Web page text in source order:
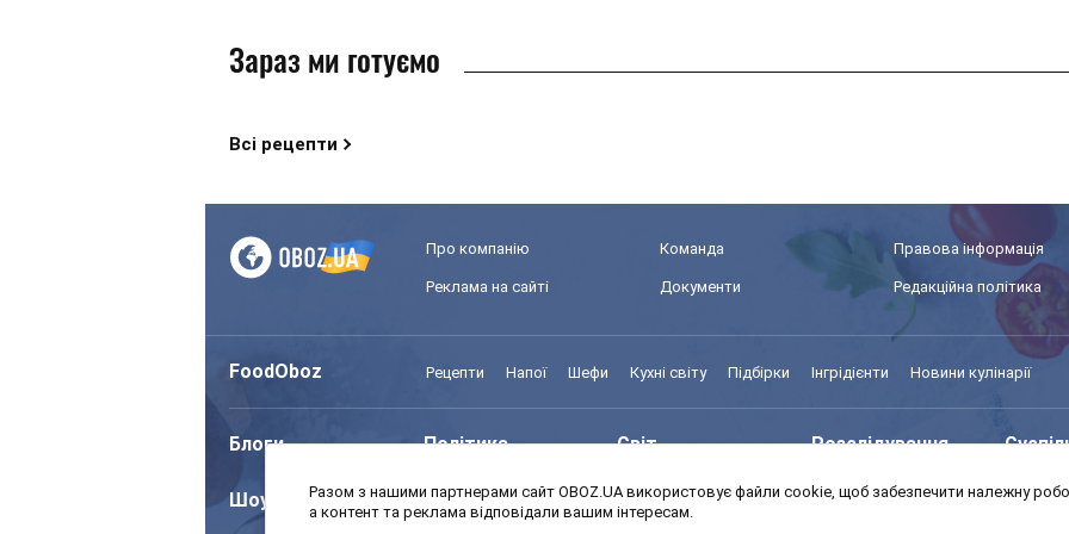
Зараз ми готуємо
Всі рецепти
Про компанію Команда Правова інформація
Реклама на сайті Документи Редакційна політика
FoodOboz Рецепти Напої Шефи Кухні світу Підбірки Інгрідієнти Новини кулінарії
Блоги Політика Світ Розслідування
Шоу Спорт Моя школа Авто
Разом з нашими партнерами сайт OBOZ.UA використовує файли cookie, щоб забезпечити належну
а контент та реклама відповідали вашим інтересам.